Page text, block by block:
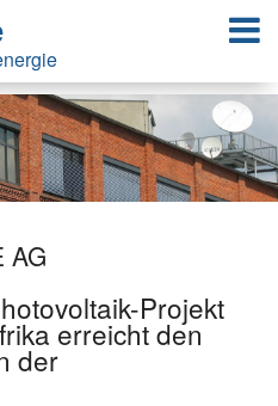
AG
Projekt
erreicht den
der